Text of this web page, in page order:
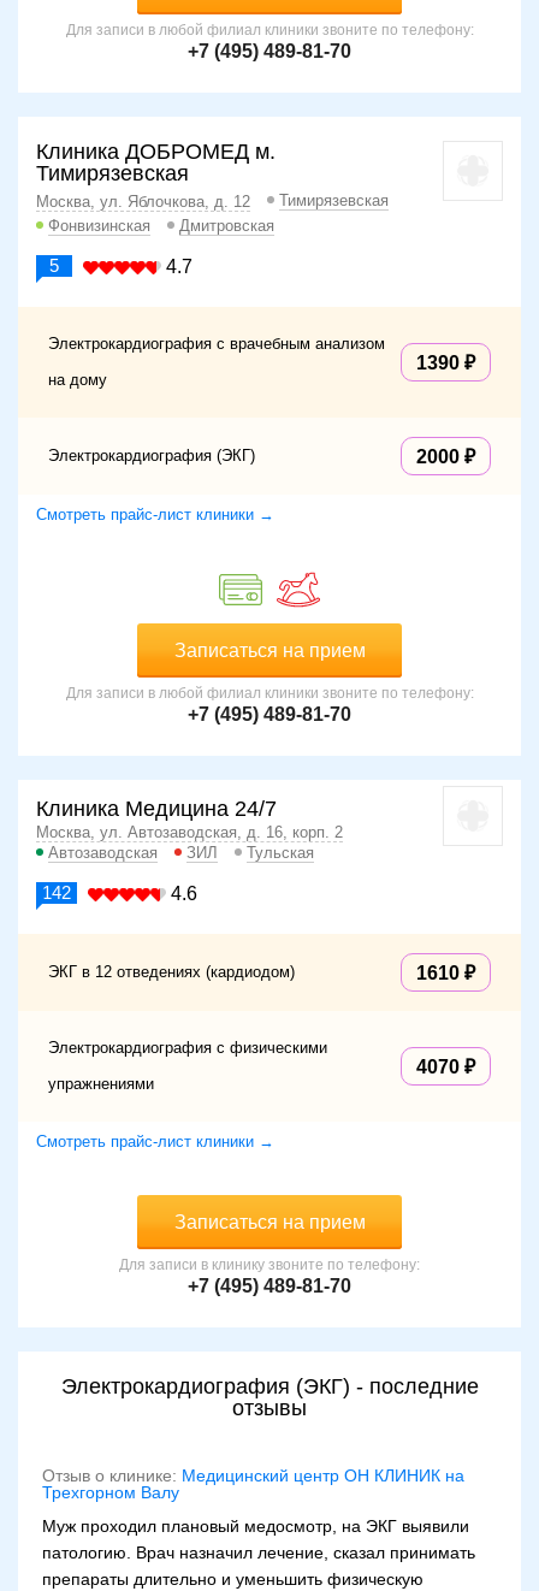
Для записи в любой филиал клиники звоните по телефону:
+7 (495) 489-81-70
Клиника ДОБРОМЕД м.
Тимирязевская
Москва, ул. Яблочкова, д. 12
Тимирязевская
Фонвизинская
Дмитровская
5 4.7
Электрокардиография с врачебным анализом
на дому
1390
Электрокардиография (ЭКГ) 2000
Смотреть прайс-лист клиники →
Записаться на прием
Для записи в любой филиал клиники звоните по телефону:
+7 (495) 489-81-70
Клиника Медицина 24/7
Москва, ул. Автозаводская, д. 16, корп. 2
Автозаводская
ЗИЛ Тульская
142 4.6
ЭКГ в 12 отведениях (кардиодом) 1610
Электрокардиография с физическими
упражнениями
4070
Смотреть прайс-лист клиники →
Записаться на прием
Для записи в клинику звоните по телефону:
+7 (495) 489-81-70
Электрокардиография (ЭКГ) - последние
отзывы
Отзыв о клинике: Медицинский центр ОН КЛИНИК на
Трехгорном Валу
Муж проходил плановый медосмотр, на ЭКГ выявили
патологию. Врач назначил лечение, сказал принимать
препараты длительно и уменьшить физическую